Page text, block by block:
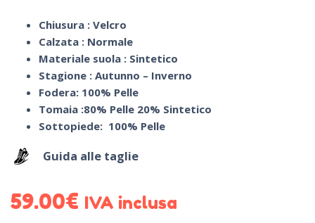
Chiusura : Velcro
Calzata : Normale
Materiale suola : Sintetico
Stagione : Autunno – Inverno
Fodera: 100% Pelle
Tomaia :80% Pelle 20% Sintetico
Sottopiede: 100% Pelle
Guida alle taglie
59.00€ IVA inclusa